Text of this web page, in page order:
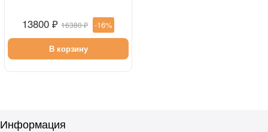
13800 ₽ 16380 ₽ -16%
В корзину
Информация